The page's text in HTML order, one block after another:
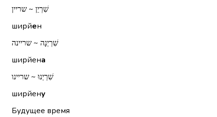
שִׁרְיֵן ~ שריין
ширйен
שִׁרְיְנָה ~ שריינה
ширйена
שִׁרְיְנוּ ~ שריינו
ширйену
Будущее время